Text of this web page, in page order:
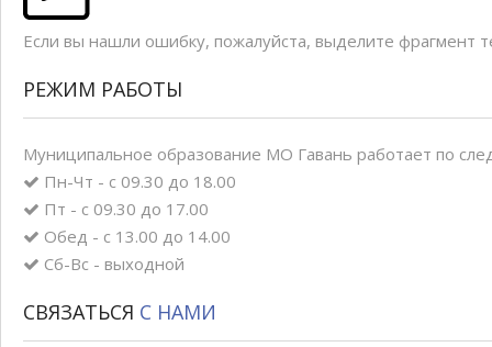
Если вы нашли ошибку, пожалуйста, выделите фрагмент
РЕЖИМ РАБОТЫ
Муниципальное образование МО Гавань работает по
Пн-Чт - с 09.30 до 18.00
Пт - с 09.30 до 17.00
Обед - с 13.00 до 14.00
Сб-Вс - выходной
СВЯЗАТЬСЯ С НАМИ